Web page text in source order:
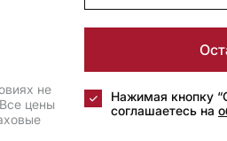
не
цены
Нажимая кнопку
соглашаетесь на